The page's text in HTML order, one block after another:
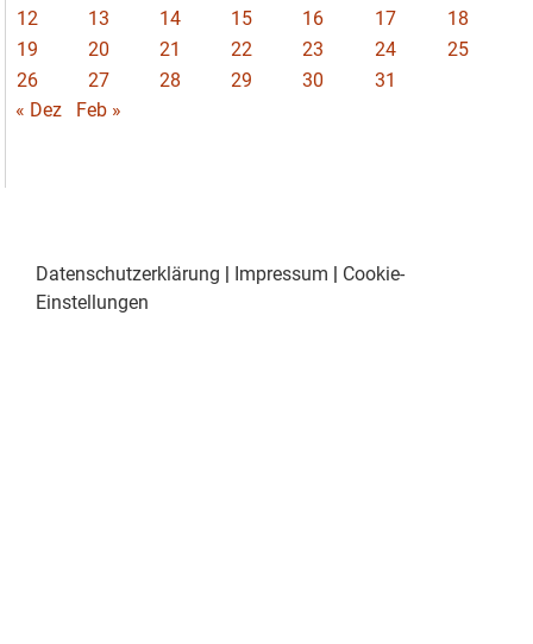
12
13 14 15 16 17
18
19
20 21 22 23 24
25
26
27 28 29 30
31
« Dez
Feb »
Datenschutzerklärung | Impressum | Cookie-
Einstellungen